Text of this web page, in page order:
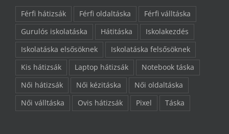
Férfi hátizsák Férfi oldaltáska
Férfi válltáska
Gurulós iskolatáska
Hátitáska
Iskolakezdés
Iskolatáska elsősöknek
Iskolatáska felsősöknek
Kis hátizsák
Laptop hátizsák
Notebook táska
Női hátizsák
Női kézitáska
Női oldaltáska
Női válltáska
Ovis hátizsák Pixel Táska